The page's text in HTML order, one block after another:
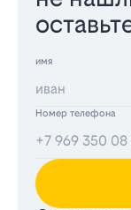
имя
Номер телефона